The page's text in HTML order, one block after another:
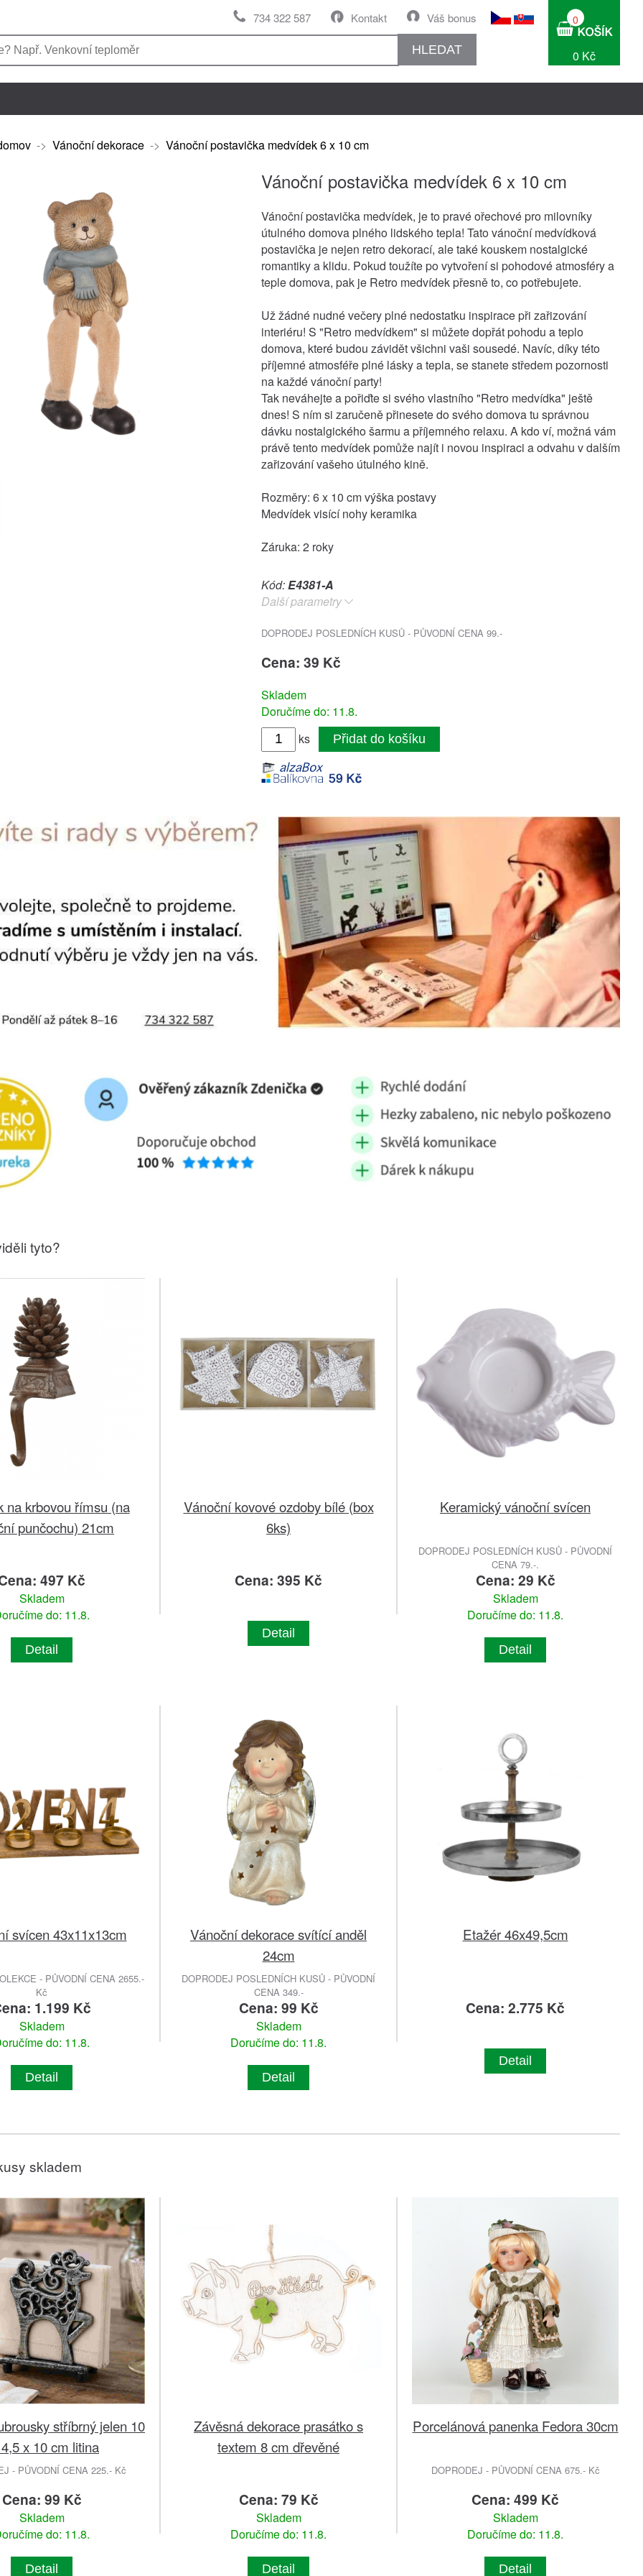
Váš bonus
Kontakt
734 322 587
HLEDAT
0
0 Kč
-> Vánoční dekorace -> Vánoční postavička medvídek 6 x 10 cm
Vánoční postavička medvídek 6 x 10 cm
Vánoční postavička medvídek, je to pravé ořechové pro milovníky
útulného domova plného lidského tepla! Tato vánoční medvídková
postavička je nejen retro dekorací, ale také kouskem nostalgické
romantiky a klidu. Pokud toužíte po vytvoření si pohodové atmosféry a
teple domova, pak je Retro medvídek přesně to, co potřebujete.
Už žádné nudné večery plné nedostatku inspirace při zařizování
interiéru! S "Retro medvídkem" si můžete dopřát pohodu a teplo
domova, které budou závidět všichni vaši sousedé. Navíc, díky této
příjemné atmosféře plné lásky a tepla, se stanete středem pozornosti
na každé vánoční party!
Tak neváhejte a pořiďte si svého vlastního "Retro medvídka" ještě
dnes! S ním si zaručeně přinesete do svého domova tu správnou
dávku nostalgického šarmu a příjemného relaxu. A kdo ví, možná vám
právě tento medvídek pomůže najít i novou inspiraci a odvahu v dalším
zařizování vašeho útulného kině.
Rozměry: 6 x 10 cm výška postavy
Medvídek visící nohy keramika
Záruka: 2 roky
Kód:E4381-A
Další parametry
DOPRODEJ POSLEDNÍCH KUSŮ - PŮVODNÍ CENA 99.-
Cena: 39 Kč
Skladem
Doručíme do: 11.8.
ks
Přidat do košíku
tyto?
na krbovou římsu (na
punčochu) 21cm
497 Kč
Skladem
do: 11.8.
Detail
Vánoční kovové ozdoby bílé (box
6ks)
Cena: 395 Kč
Detail
Keramický vánoční svícen
DOPRODEJ POSLEDNÍCH KUSŮ - PŮVODNÍ
CENA 79.-.
Cena: 29 Kč
Skladem
Doručíme do: 11.8.
Detail
svícen 43x11x13cm
- PŮVODNÍ CENA 2655.-
Kč
1.199 Kč
Skladem
do: 11.8.
Detail
Vánoční dekorace svítící anděl
24cm
DOPRODEJ POSLEDNÍCH KUSŮ - PŮVODNÍ
CENA 349.-
Cena: 99 Kč
Skladem
Doručíme do: 11.8.
Detail
Etažér 46x49,5cm
Cena: 2.775 Kč
Detail
skladem
stříbrný jelen 10
x 10 cm litina
- PŮVODNÍ CENA 225.- Kč
Cena: 99 Kč
Skladem
do: 11.8.
Detail
Závěsná dekorace prasátko s
textem 8 cm dřevěné
Cena: 79 Kč
Skladem
Doručíme do: 11.8.
Detail
Porcelánová panenka Fedora 30cm
DOPRODEJ - PŮVODNÍ CENA 675.- Kč
Cena: 499 Kč
Skladem
Doručíme do: 11.8.
Detail